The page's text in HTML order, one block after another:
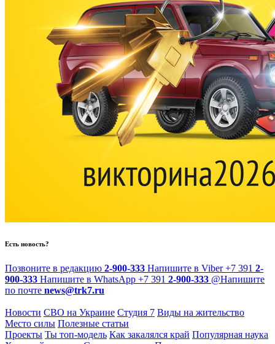
Есть новость?
Позвоните в редакцию 2-900-333 Напишите в Viber +7 391 2-
900-333 Напишите в WhatsApp +7 391 2-900-333 @Напишите
по почте news@trk7.ru
Новости СВО на Украине Студия 7 Виды на жительство
Место силы Полезные статьи
Проекты Ты топ-модель Как закалялся край Популярная наука